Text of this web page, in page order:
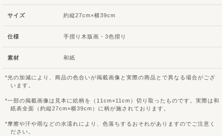
サイズ 約縦27cm×横39cm
仕様 手摺り木版画・3色摺り
素材 和紙
光の加減により、商品の色合いが掲載画像と実際の商品とで異なる場合がござ
います。
一部の掲載画像は見本に絵柄を（11cm×11cm）切り取ったものです。実際は和
紙表全面（約縦27cm×横39cm）に柄が施されております。
摩擦や汗や雨などの水濡れにより、色落ちするおそれがありますのでご注意く
ださい。